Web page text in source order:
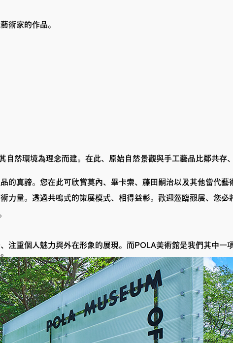
術家的作品。
然環境為理念而建。在此、原始自然景觀與手工藝品比鄰共
的真諦。您在此可欣賞莫內、畢卡索、藤田嗣治以及其他當代
量。透過共鳴式的策展模式、相得益彰。歡迎蒞臨觀展、您必
注重個人魅力與外在形象的展現。而POLA美術館是我們其中